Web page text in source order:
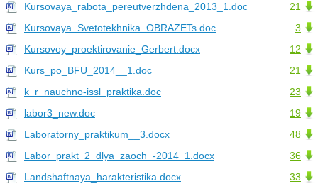
21
Kursovaya_rabota_pereutverzhdena_2013_1.doc
3
Kursovaya_Svetotekhnika_OBRAZETs.doc
12
Kursovoy_proektirovanie_Gerbert.docx
21
Kurs_po_BFU_2014__1.doc
23
k_r_nauchno-issl_praktika.doc
19
labor3_new.doc
48
Laboratorny_praktikum__3.docx
36
Labor_prakt_2_dlya_zaoch_-2014_1.docx
33
Landshaftnaya_harakteristika.docx